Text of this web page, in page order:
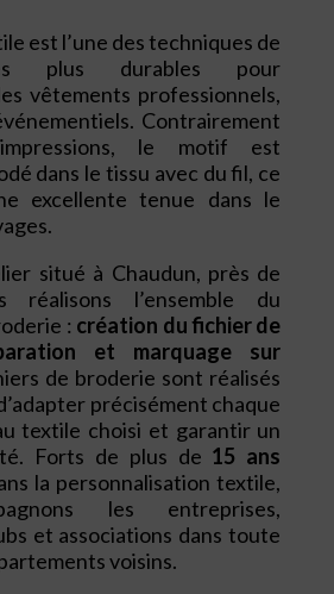
est l’une des techniques de
plus durables pour
vêtements professionnels,
Contrairement
le motif est
dans le tissu avec du fil, ce
excellente tenue dans le
situé à Chaudun, près de
réalisons l’ensemble du
: création du fichier de
et marquage sur
de broderie sont réalisés
précisément chaque
textile choisi et garantir un
Forts de plus de 15 ans
la personnalisation textile,
les entreprises,
et associations dans toute
voisins.